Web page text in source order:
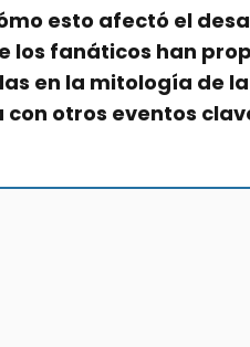
esto afectó el
los fanáticos han
en la mitología de
otros eventos